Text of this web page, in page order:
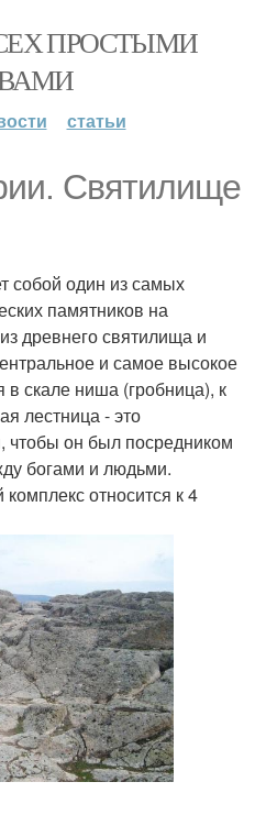
ПРОСТЫМИ
статьи
Святилище
собой один из самых
памятников на
древнего святилища и
и самое высокое
скале ниша (гробница), к
лестница - это
чтобы он был посредником
богами и людьми.
относится к 4